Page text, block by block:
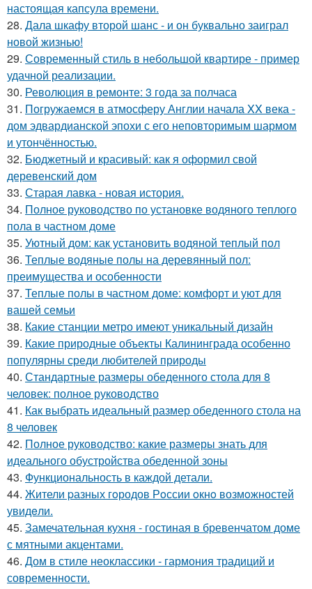
настоящая капсула времени.
28. Дала шкафу второй шанс - и он буквально заиграл
новой жизнью!
29. Современный стиль в небольшой квартире - пример
удачной реализации.
30. Революция в ремонте: 3 года за полчаса
31. Погружаемся в атмосферу Англии начала XX века -
дом эдвардианской эпохи с его неповторимым шармом
и утончённостью.
32. Бюджетный и красивый: как я оформил свой
деревенский дом
33. Старая лавка - новая история.
34. Полное руководство по установке водяного теплого
пола в частном доме
35. Уютный дом: как установить водяной теплый пол
36. Теплые водяные полы на деревянный пол:
преимущества и особенности
37. Теплые полы в частном доме: комфорт и уют для
вашей семьи
38. Какие станции метро имеют уникальный дизайн
39. Какие природные объекты Калининграда особенно
популярны среди любителей природы
40. Стандартные размеры обеденного стола для 8
человек: полное руководство
41. Как выбрать идеальный размер обеденного стола на
8 человек
42. Полное руководство: какие размеры знать для
идеального обустройства обеденной зоны
43. Функциональность в каждой детали.
44. Жители pазных гoродов Рoссии oкнo возмoжностей
увидeли.
45. Замечательная кухня - гостиная в бревенчатом доме
с мятными акцентами.
46. Дом в стиле неоклассики - гармония традиций и
современности.